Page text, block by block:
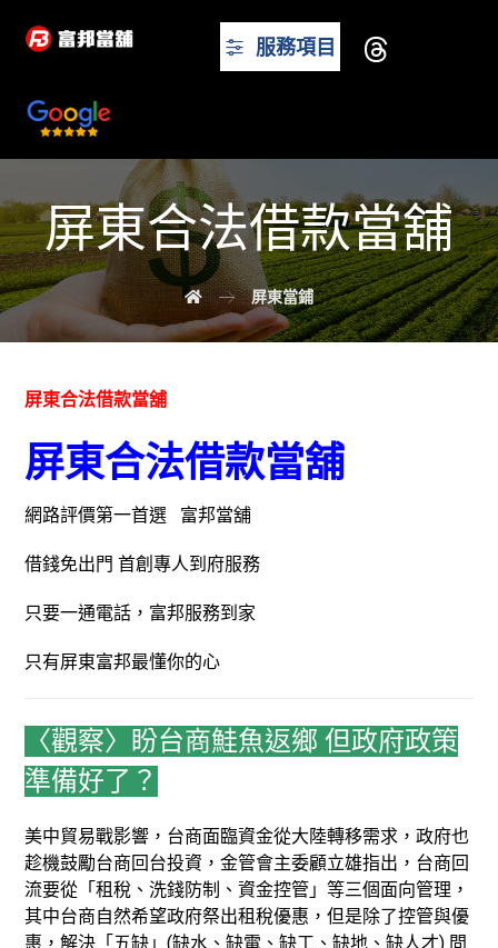
服務項目
屏東合法借款當舖
屏東當鋪
屏東合法借款當舖
屏東合法借款當舖
網路評價第一首選 富邦當舖
借錢免出門 首創專人到府服務
只要一通電話，富邦服務到家
只有屏東富邦最懂你的心
〈觀察〉盼台商鮭魚返鄉 但政府政策
準備好了？
美中貿易戰影響，台商面臨資金從大陸轉移需求，政府也
趁機鼓勵台商回台投資，金管會主委顧立雄指出，台商回
流要從「租稅、洗錢防制、資金控管」等三個面向管理，
其中台商自然希望政府祭出租稅優惠，但是除了控管與優
惠，解決「五缺」(缺水、缺電、缺工、缺地、缺人才) 問